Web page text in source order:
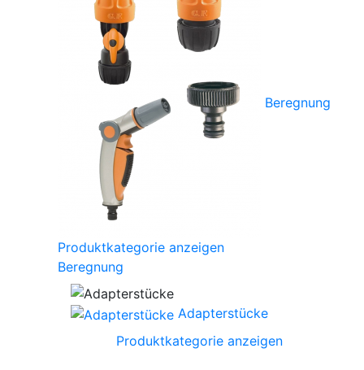
Beregnung
Produktkategorie anzeigen
Beregnung
Adapterstücke
Produktkategorie anzeigen